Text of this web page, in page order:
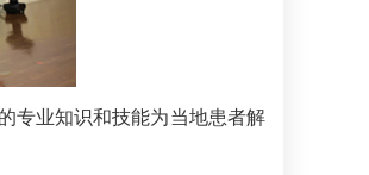
专业知识和技能为当地患者解